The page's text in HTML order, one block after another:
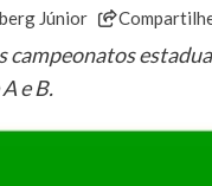
Júnior
campeonatos
e B.